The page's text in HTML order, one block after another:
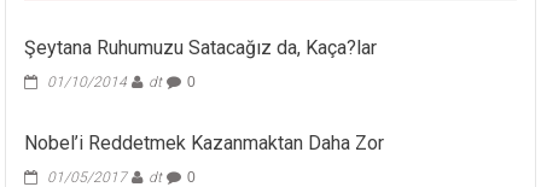
Şeytana Ruhumuzu Satacağız da, Kaça?lar
01/10/2014 dt 0
Nobel’i Reddetmek Kazanmaktan Daha Zor
01/05/2017 dt 0